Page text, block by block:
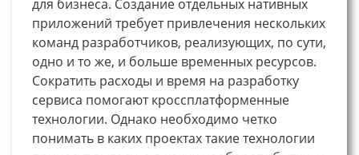
для бизнеса. Создание отдельных нативных
приложений требует привлечения нескольких
команд разработчиков, реализующих, по сути,
одно и то же, и больше временных ресурсов.
Cократить расходы и время на разработку
сервиса помогают кроссплатформенные
технологии. Однако необходимо четко
понимать в каких проектах такие технологии